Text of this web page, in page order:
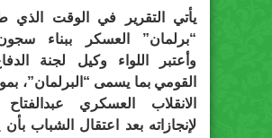
يأتي التقرير في الوقت الذي
“برلمان” العسكر ببناء
وأعتبر اللواء وكيل لجنة
القومي بما يسمى “البرلمان”،
الانقلاب العسكري
لإنجازاته بعد اعتقال الشباب بأن